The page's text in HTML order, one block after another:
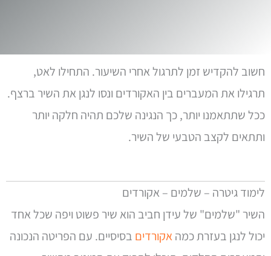
חשוב להקדיש זמן לתרגול אחרי השיעור. התחילו לאט,
תרגילו את המעברים בין האקורדים ונסו לנגן את השיר ברצף.
ככל שתתאמנו יותר, כך הנגינה שלכם תהיה חלקה יותר
ותתאים לקצב הטבעי של השיר.
לימוד גיטרה – שלמים – אקורדים
השיר "שלמים" של עידן חביב הוא שיר פשוט ויפה שכל אחד
יכול לנגן בעזרת כמהאקורדים בסיסיים. עם הפריטה הנכונה